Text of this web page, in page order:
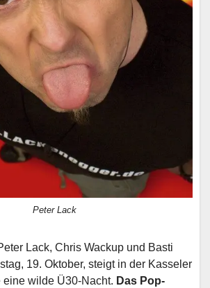
Peter Lack
Lack, Chris Wackup und Basti
19. Oktober, steigt in der Kasseler
wilde Ü30-Nacht. Das Pop-